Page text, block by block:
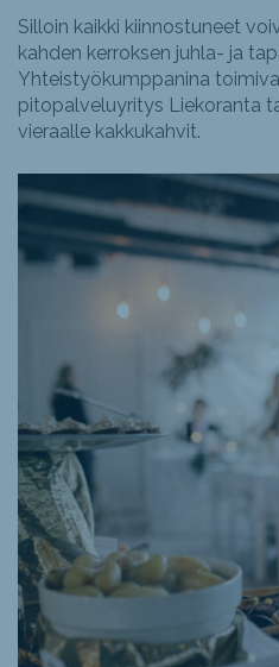
Silloin kaikki kiinnostuneet
kahden kerroksen juhla- ja
Yhteistyökumppanina
pitopalveluyritys Liekoranta
vieraalle kakkukahvit.